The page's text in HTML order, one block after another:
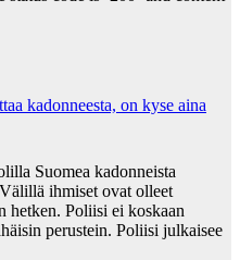
kadonneesta, on kyse aina
Suomea kadonneista
ihmiset ovat olleet
hetken. Poliisi ei koskaan
perustein. Poliisi julkaisee